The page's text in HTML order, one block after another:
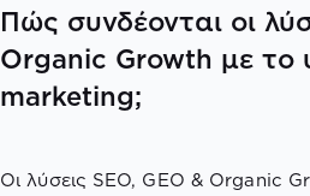
Πώς συνδέονται οι
Organic Growth με το
marketing;
Οι λύσεις SEO, GEO & Organic